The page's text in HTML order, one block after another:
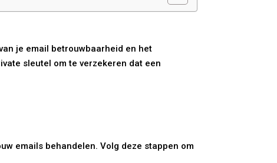
je email betrouwbaarheid en het
sleutel om te verzekeren dat een
emails behandelen. Volg deze stappen om